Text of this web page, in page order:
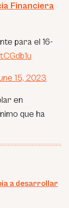
Financiera
para el 16-
15, 2023
en
que ha
a desarrollar